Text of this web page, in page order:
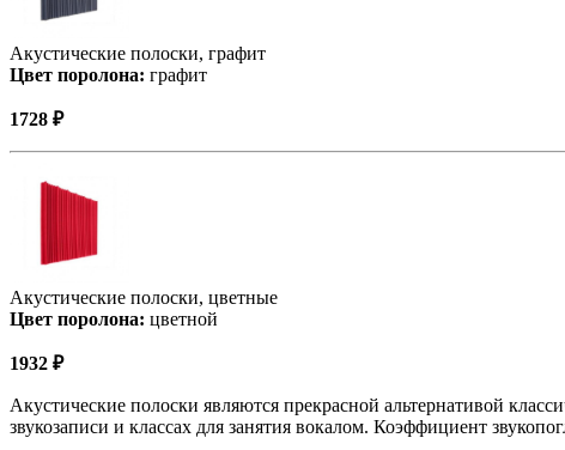
Акустические полоски, графит
Цвет поролона: графит
1728 ₽
Акустические полоски, цветные
Цвет поролона: цветной
1932 ₽
Акустические полоски являются прекрасной альтернативой
звукозаписи и классах для занятия вокалом. Коэффициент